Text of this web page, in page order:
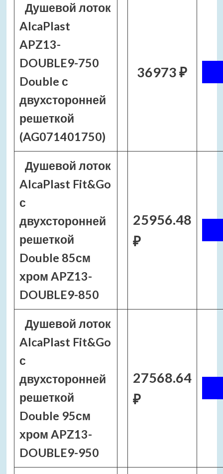
Душевой лоток
AlcaPlast
APZ13-
DOUBLE9-750
Double с
двухсторонней
решеткой
(AG071401750)
36973 ₽
Душевой лоток
AlcaPlast Fit&Go
с
двухсторонней
решеткой
Double 85см
хром APZ13-
DOUBLE9-850
25956.48
₽
Душевой лоток
AlcaPlast Fit&Go
с
двухсторонней
решеткой
Double 95см
хром APZ13-
DOUBLE9-950
27568.64
₽